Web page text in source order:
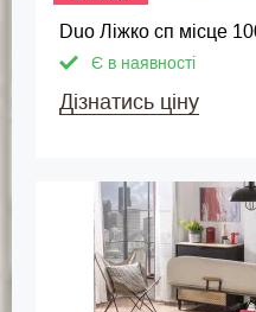
Duo Ліжко сп місце
Є в наявності
Дізнатись ціну